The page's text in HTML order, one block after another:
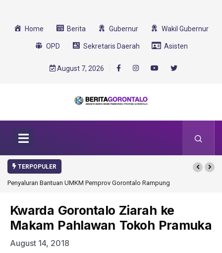
Home Berita Gubernur Wakil Gubernur
OPD Sekretaris Daerah Asisten
August 7, 2026
TERPOPULER
Gorontalo RampungGorontalo Ikut Dukung Program SMA Unggul Garuda
Kwarda Gorontalo Ziarah ke
Makam Pahlawan Tokoh Pramuka
August 14, 2018